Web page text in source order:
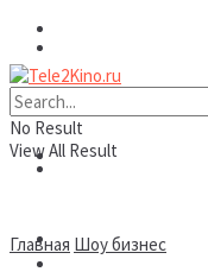
Рецензии/трейлеры
Рецензии/трейлеры
Шоу бизнес
No Result
View All Result
Главная Шоу бизнес